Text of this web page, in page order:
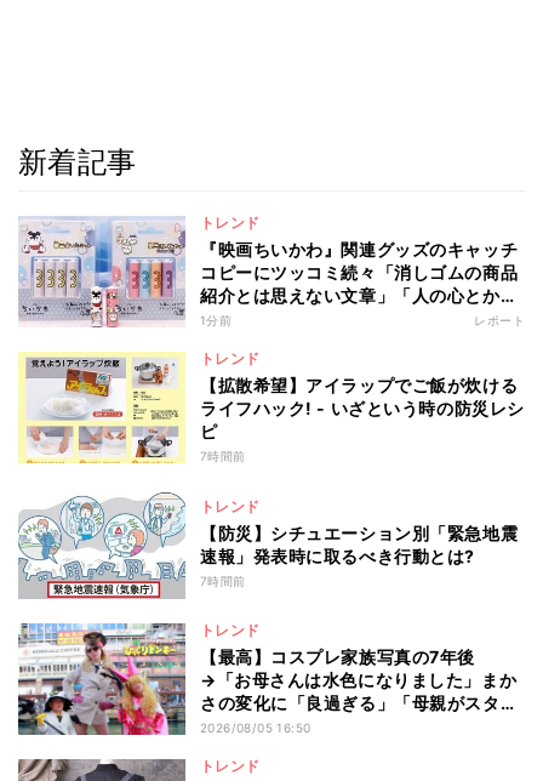
新着記事
トレンド
『映画ちいかわ』関連グッズのキャッチ
コピーにツッコミ続々「消しゴムの商品
紹介とは思えない文章」「人の心とかな
いんか」
1分前 レポート
トレンド
【拡散希望】アイラップでご飯が炊ける
ライフハック! - いざという時の防災レシ
ピ
7時間前
トレンド
【防災】シチュエーション別「緊急地震
速報」発表時に取るべき行動とは?
7時間前
トレンド
【最高】コスプレ家族写真の7年後
→「お母さんは水色になりました」まか
さの変化に「良過ぎる」「母親がスタン
ドwww」と6.8万いいね
2026/08/05 16:50
トレンド